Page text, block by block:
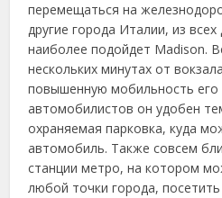
перемещаться на
другие города Италии, из
наиболее подойдет Madison.
нескольких минутах от
повышенную мобильность
автомобилистов он удобен
охраняемая парковка, куда
автомобиль. Также совсем
станции метро, на котором
любой точки города,